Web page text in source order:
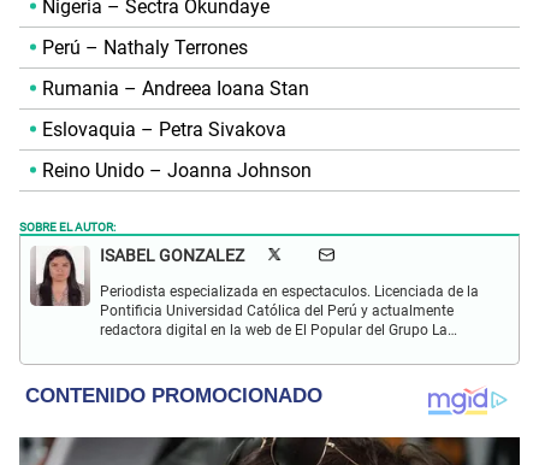
Nigeria – Sectra Okundaye
Perú – Nathaly Terrones
Rumania – Andreea Ioana Stan
Eslovaquia – Petra Sivakova
Reino Unido – Joanna Johnson
SOBRE EL AUTOR:
ISABEL GONZALEZ
Periodista especializada en espectaculos. Licenciada de la
Pontificia Universidad Católica del Perú y actualmente
redactora digital en la web de El Popular del Grupo La
sociales y nuevas tecnologías.